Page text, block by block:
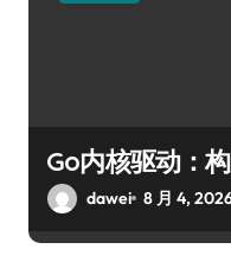
Go内核驱动：
dawei 8 月 4,